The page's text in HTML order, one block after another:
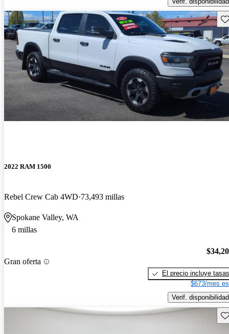
2022 RAM 1500
Rebel Crew Cab 4WD 73,493 millas
Spokane Valley, WA
6 millas
Gran oferta
El precio incluye tasas
$673/mes
Verif. disponibilidad